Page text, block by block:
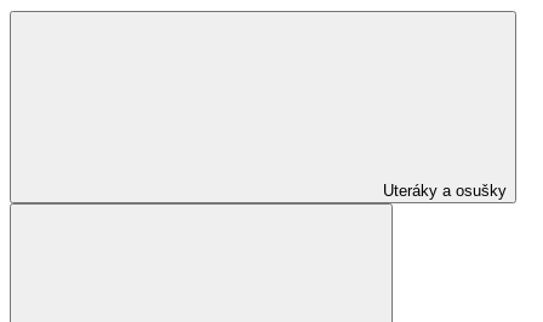
Uteráky a osušky